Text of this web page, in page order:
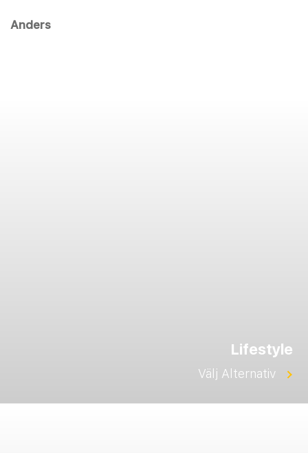
Anders
Lifestyle
Välj Alternativ